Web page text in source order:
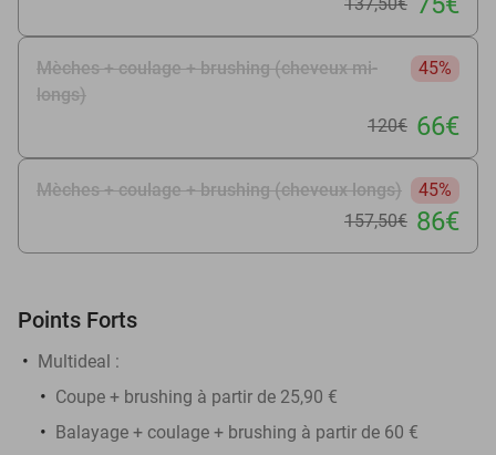
Mèches + coulage + brushing (cheveux mi-
longs)
45%
120€ 66€
Mèches + coulage + brushing (cheveux longs)
45%
157,50€ 86€
Points Forts
Multideal :
Coupe + brushing à partir de 25,90 €
Balayage + coulage + brushing à partir de 60 €